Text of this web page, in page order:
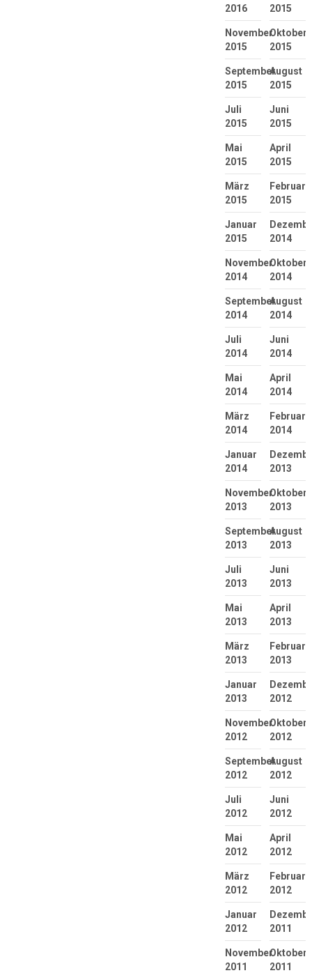
2016 2015
November
2015
Oktober
2015
September
2015
August
2015
Juli
2015
Juni
2015
Mai
2015
April
2015
März
2015
Februar
2015
Januar
2015
2014
November
2014
Oktober
2014
September
2014
August
2014
Juli
2014
Juni
2014
Mai
2014
April
2014
März
2014
Februar
2014
Januar
2014
2013
November
2013
Oktober
2013
September
2013
August
2013
Juli
2013
Juni
2013
Mai
2013
April
2013
März
2013
Februar
2013
Januar
2013
2012
November
2012
Oktober
2012
September
2012
August
2012
Juli
2012
Juni
2012
Mai
2012
April
2012
März
2012
Februar
2012
Januar
2012
2011
November
2011
Oktober
2011